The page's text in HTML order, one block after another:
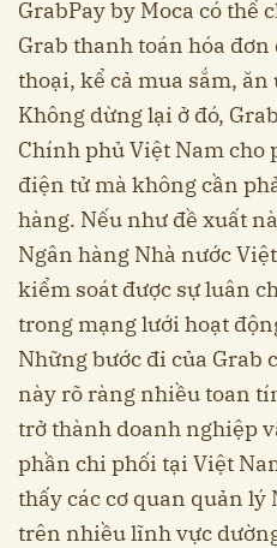
GrabPay by Moca có thể
Grab thanh toán hóa
thoại, kể cả mua sắm, ăn
Không dừng lại ở đó,
Chính phủ Việt Nam cho
điện tử mà không cần
hàng. Nếu như đề xuất
Ngân hàng Nhà nước
kiểm soát được sự luân
trong mạng lưới hoạt
Những bước đi của Grab
này rõ ràng nhiều toan
trở thành doanh nghiệp
phần chi phối tại Việt
thấy các cơ quan quản lý
trên nhiều lĩnh vực